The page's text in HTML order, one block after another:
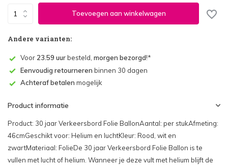
Toevoegen aan winkelwagen
Andere varianten:
Voor 23.59 uurbesteld, morgen bezorgd!*
Eenvoudig retourneren binnen 30 dagen
Achteraf betalen mogelijk
Product informatie
Product: 30 jaar Verkeersbord Folie BallonAantal: per stukAfmeting:
46cmGeschikt voor: Helium en luchtKleur: Rood, wit en
zwartMateriaal: FolieDe 30 jaar Verkeersbord Folie Ballon is te
vullen met lucht of helium. Wanneer je deze vult met helium blijft de